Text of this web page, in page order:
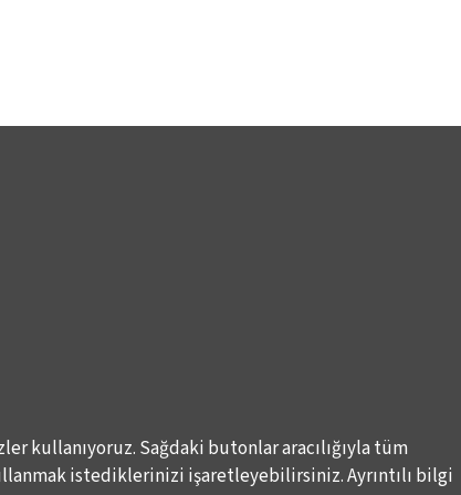
kullanıyoruz. Sağdaki butonlar aracılığıyla tüm
istediklerinizi işaretleyebilirsiniz. Ayrıntılı bilgi